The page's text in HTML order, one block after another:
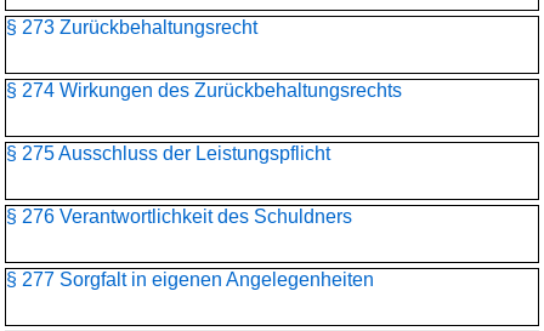
§ 273 Zurückbehaltungsrecht
§ 274 Wirkungen des Zurückbehaltungsrechts
§ 275 Ausschluss der Leistungspflicht
§ 276 Verantwortlichkeit des Schuldners
§ 277 Sorgfalt in eigenen Angelegenheiten